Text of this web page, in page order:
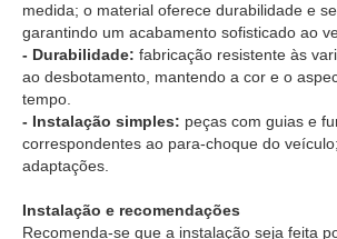
medida; o material oferece durabilidade e
garantindo um acabamento sofisticado ao
- Durabilidade: fabricação resistente às
ao desbotamento, mantendo a cor e o
tempo.
- Instalação simples: peças com guias e
correspondentes ao para-choque do
adaptações.
Instalação e recomendações
Recomenda-se que a instalação seja feita